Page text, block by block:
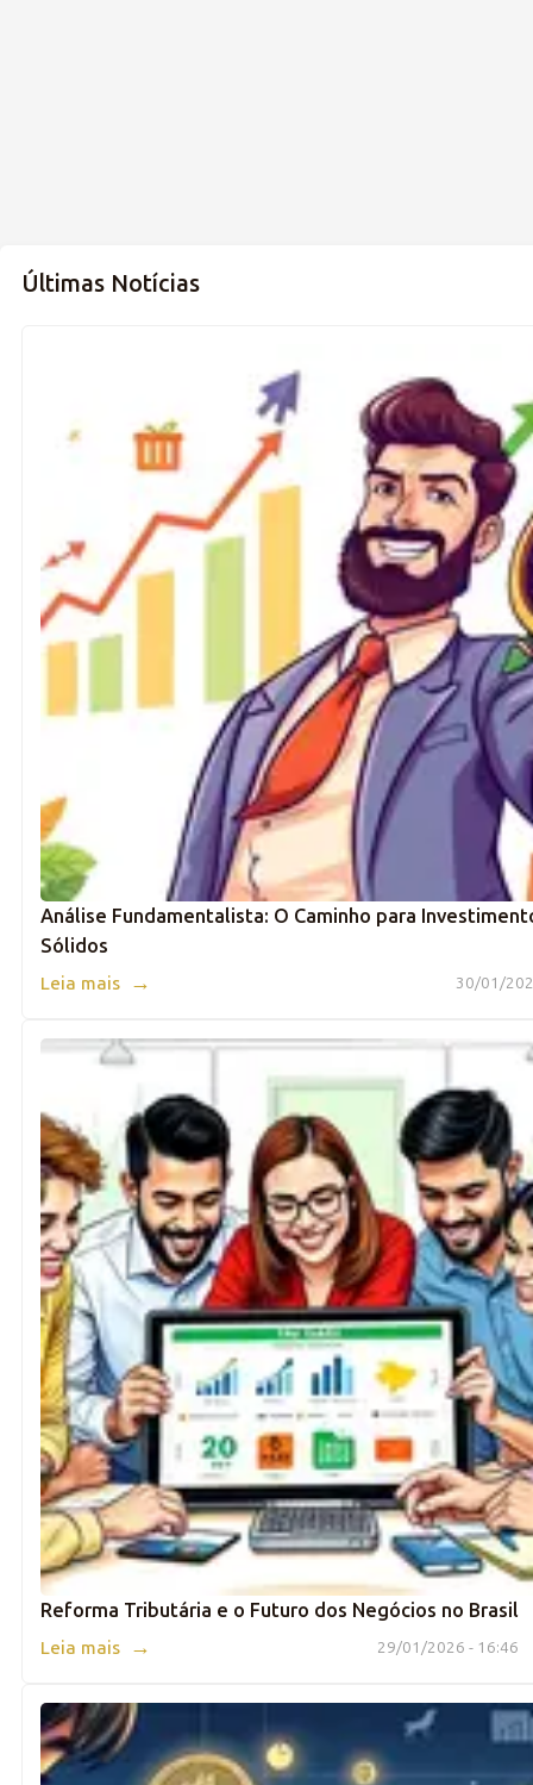
Últimas Notícias
Análise Fundamentalista: O Caminho para
Sólidos
30/01/
Leia mais →
Reforma Tributária e o Futuro dos Negócios no Brasil
29/01/2026 - 16:46
Leia mais →